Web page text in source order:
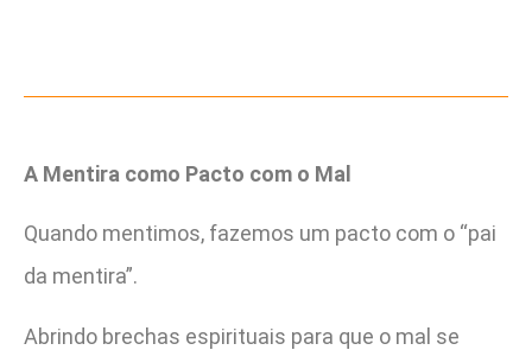
A Mentira como Pacto com o Mal
Quando mentimos, fazemos um pacto com o “pai
da mentira”.
Abrindo brechas espirituais para que o mal se